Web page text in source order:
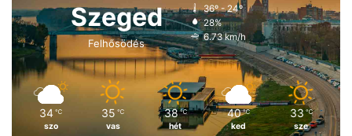
Szeged
Felhősödés
36º - 24º
28%
6.73 km/h
34 ℃
szo
35 ℃
vas
38 ℃
hét
40 ℃
ked
33 ℃
sze